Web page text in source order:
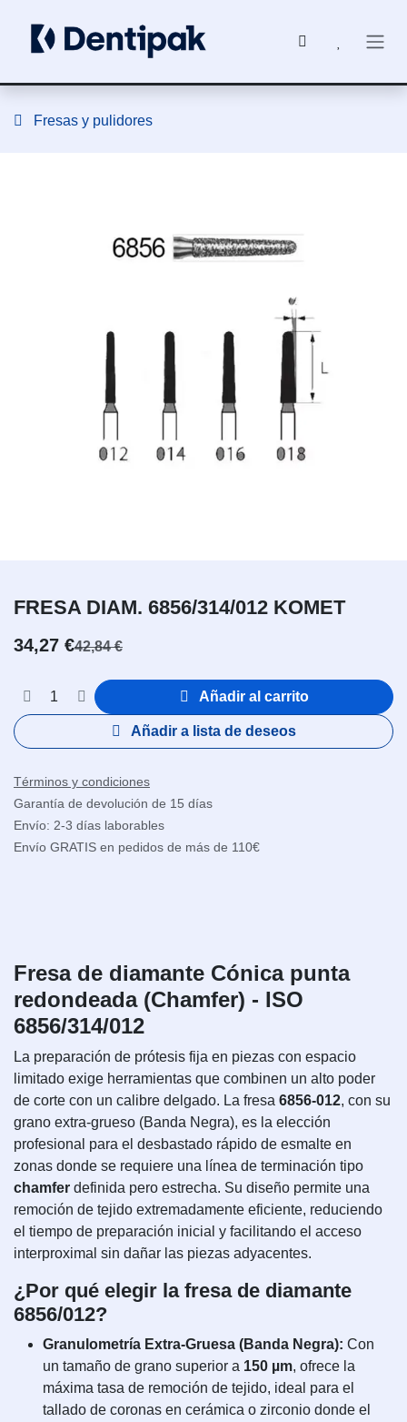
Fresas y pulidores
FRESA DIAM. 6856/314/012 KOMET
34,27 €42,84€
Añadir al carrito
Añadir a lista de deseos
Términos y condiciones
Garantía de devolución de 15 días
Envío: 2-3 días laborables
Envío GRATIS en pedidos de más de 110€
Fresa de diamante Cónica punta
redondeada (Chamfer) - ISO
6856/314/012
La preparación de prótesis fija en piezas con espacio
limitado exige herramientas que combinen un alto poder
de corte con un calibre delgado. La fresa 6856-012, con su
grano extra-grueso (Banda Negra), es la elección
profesional para el desbastado rápido de esmalte en
zonas donde se requiere una línea de terminación tipo
chamfer definida pero estrecha. Su diseño permite una
remoción de tejido extremadamente eficiente, reduciendo
el tiempo de preparación inicial y facilitando el acceso
interproximal sin dañar las piezas adyacentes.
¿Por qué elegir la fresa de diamante
6856/012?
Granulometría Extra-Gruesa (Banda Negra): Con
un tamaño de grano superior a 150 µm, ofrece la
máxima tasa de remoción de tejido, ideal para el
tallado de coronas en cerámica o zirconio donde el